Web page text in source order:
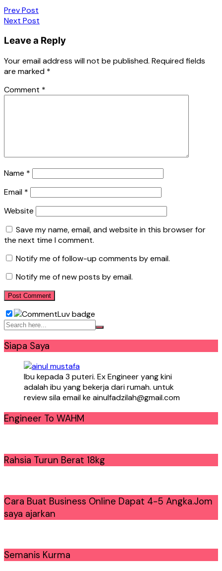
Prev Post
Next Post
Leave a Reply
Your email address will not be published. Required fields
are marked *
Comment *
Name *
Email *
Website
Save my name, email, and website in this browser for
the next time I comment.
Notify me of follow-up comments by email.
Notify me of new posts by email.
Siapa Saya
Ibu kepada 3 puteri. Ex Engineer yang kini
adalah ibu yang bekerja dari rumah. untuk
review sila email ke ainulfadzilah@gmail.com
Engineer To WAHM
Rahsia Turun Berat 18kg
Cara Buat Business Online Dapat 4-5 Angka.Jom
saya ajarkan
Semanis Kurma